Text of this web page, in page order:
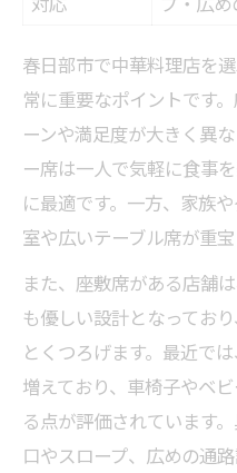
春日部市で中華料理店を
常に重要なポイントです
ーンや満足度が大きく異
ー席は一人で気軽に食事
に最適です。一方、家族
室や広いテーブル席が重宝
また、座敷席がある店舗
も優しい設計となってお
とくつろげます。最近で
増えており、車椅子やベ
る点が評価されています
口やスロープ、広めの通